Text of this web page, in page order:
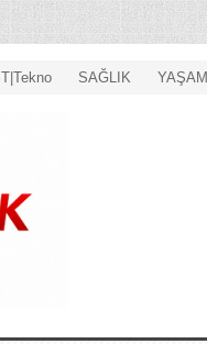
SAĞLIK YAŞAM